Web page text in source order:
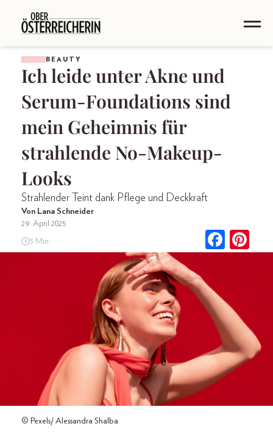
BEAUTY
Ich leide unter Akne und
Serum-Foundations sind
mein Geheimnis für
strahlende No-Makeup-
Looks
Strahlender Teint dank Pflege und Deckkraft
Von Lana Schneider
29. April 2025
3 Min.
© Pexels/ Alessandra Shalba